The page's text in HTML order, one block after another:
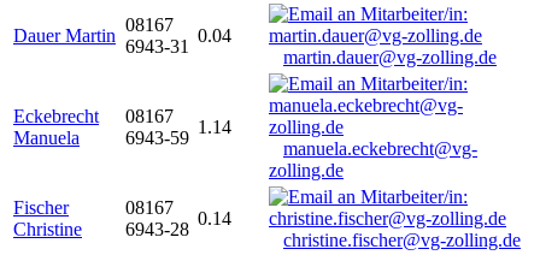
Dauer Martin
08167
6943-31
0.04
martin.dauer@vg-zolling.de
Eckebrecht
Manuela
08167
6943-59
1.14
manuela.eckebrecht@vg-
zolling.de
Fischer
Christine
08167
6943-28
0.14
christine.fischer@vg-zolling.de